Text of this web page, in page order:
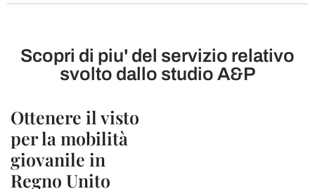
Scopri di piu' del servizio relativo
svolto dallo studio A&P
Ottenere il visto
per la mobilità
giovanile in
Regno Unito